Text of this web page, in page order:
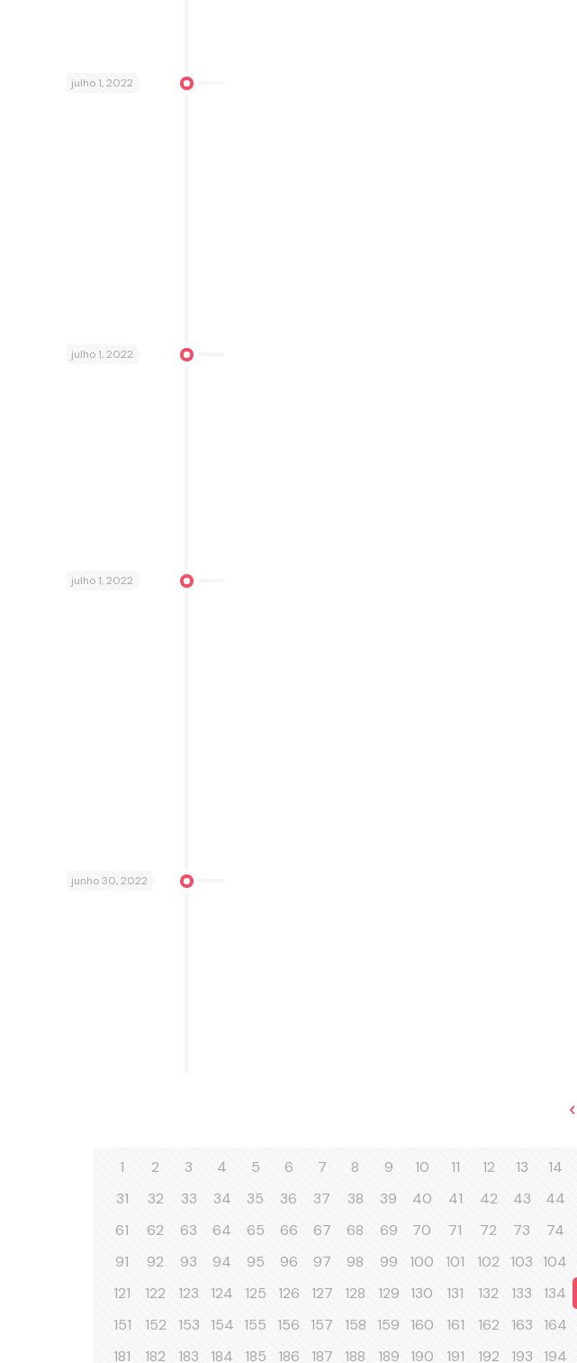
julho 1, 2022
julho 1, 2022
julho 1, 2022
junho 30, 2022
1 2 3 4 5 6 7 8 9 10 11 12 13 14
31
32 33 34 35 36 37 38 39 40 41 42 43 44
61
62 63 64 65 66 67 68 69 70 71 72 73 74
91
92 93 94 95 96 97 98 99 100 101 102 103 104
121
122 123 124 125 126 127 128 129 130 131 132 133 134
151
152 153 154 155 156 157 158 159 160 161 162 163 164
181
182 183 184 185 186 187 188 189 190 191 192 193 194